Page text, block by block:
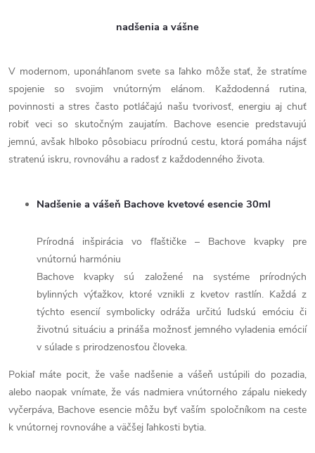
nadšenia a vášne
V modernom, uponáhľanom svete sa ľahko môže stať, že stratíme
spojenie so svojim vnútorným elánom. Každodenná rutina,
povinnosti a stres často potláčajú našu tvorivosť, energiu aj chuť
robiť veci so skutočným zaujatím. Bachove esencie predstavujú
jemnú, avšak hlboko pôsobiacu prírodnú cestu, ktorá pomáha nájsť
stratenú iskru, rovnováhu a radosť z každodenného života.
Nadšenie a vášeň Bachove kvetové esencie 30ml
Prírodná inšpirácia vo fľaštičke – Bachove kvapky pre
vnútornú harmóniu
Bachove kvapky sú založené na systéme prírodných
bylinných výťažkov, ktoré vznikli z kvetov rastlín. Každá z
týchto esencií symbolicky odráža určitú ľudskú emóciu či
životnú situáciu a prináša možnosť jemného vyladenia emócií
v súlade s prirodzenosťou človeka.
Pokiaľ máte pocit, že vaše nadšenie a vášeň ustúpili do pozadia,
alebo naopak vnímate, že vás nadmiera vnútorného zápalu niekedy
vyčerpáva, Bachove esencie môžu byť vaším spoločníkom na ceste
k vnútornej rovnováhe a väčšej ľahkosti bytia.